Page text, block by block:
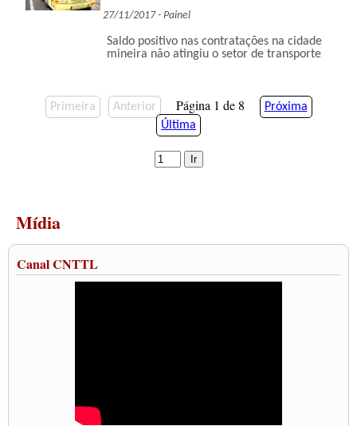
27/11/2017 - Painel
Saldo positivo nas contratações na cidade
mineira não atingiu o setor de transporte
Primeira Anterior Página 1 de 8
Próxima
Última
Mídia
Canal CNTTL